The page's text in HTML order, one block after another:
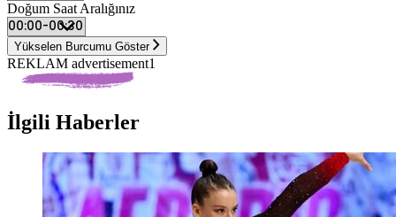
Doğum Saat Aralığınız
Yükselen Burcumu Göster
REKLAM advertisement1
İlgili Haberler